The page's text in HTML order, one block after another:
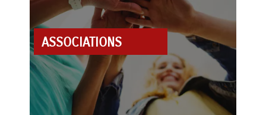
ASSOCIATIONS